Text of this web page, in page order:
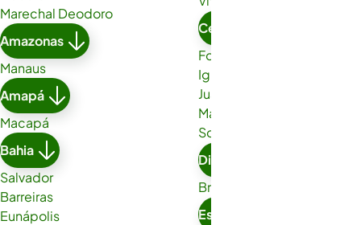
Marechal Deodoro
Amazonas
Manaus
Amapá
Macapá
Bahia
Salvador
Barreiras
Eunápolis
Ceará
Fortaleza
Iguatu
Juazeiro do Norte
Maracanaú
Sobral
Distrito Federal
Brasília
Espírito Santo